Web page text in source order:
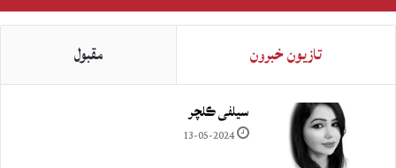
تازيون خبرون مقبول
سيلفي ڪلچر
13-05-2024